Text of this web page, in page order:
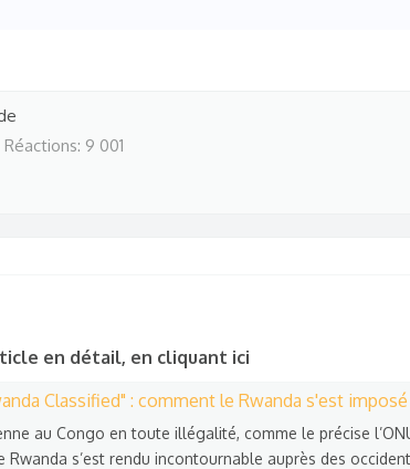
Réactions 9 001
en détail, en cliquant ici
: comment le Rwanda s'est imposé comme un allié aussi
au Congo en toute illégalité, comme le précise
Rwanda s’est rendu incontournable auprès des